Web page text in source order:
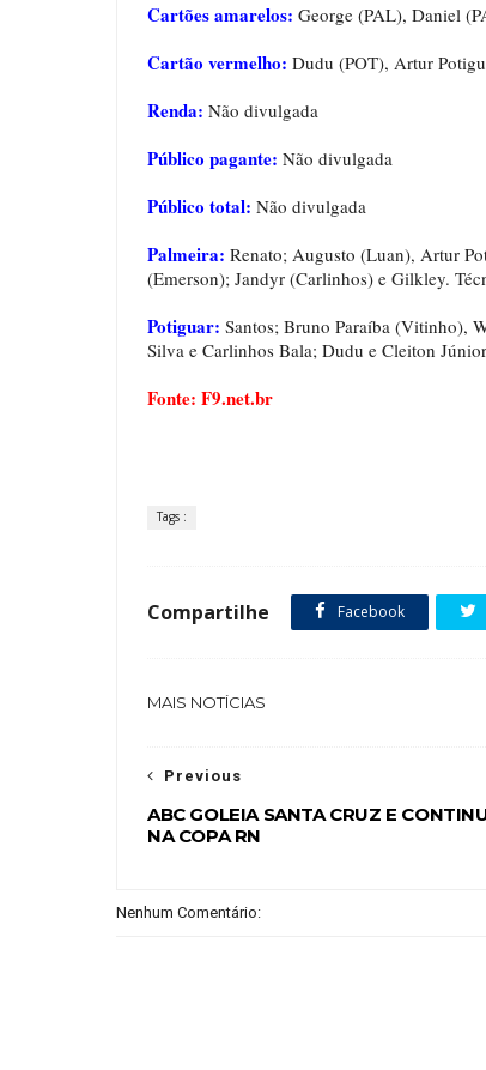
Cartões amarelos: George (PAL), Daniel
Cartão vermelho: Dudu (POT), Artur
Renda: Não divulgada
Público pagante: Não divulgada
Público total: Não divulgada
Palmeira: Renato; Augusto (Luan), Artur
(Emerson); Jandyr (Carlinhos) e Gilkley.
Potiguar: Santos; Bruno Paraíba (Vitinho),
Silva e Carlinhos Bala; Dudu e Cleiton
Fonte: F9.net.br
Tags :
Compartilhe Facebook
MAIS NOTÍCIAS
Previous
ABC GOLEIA SANTA CRUZ E
NA COPA RN
Nenhum Comentário: